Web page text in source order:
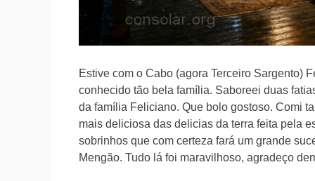
Estive com o Cabo (agora Terceiro Sargento)
conhecido tão bela família. Saboreei duas
da família Feliciano. Que bolo gostoso. Comi
mais deliciosa das delicias da terra feita pela
sobrinhos que com certeza fará um grande
Mengão. Tudo lá foi maravilhoso, agradeço